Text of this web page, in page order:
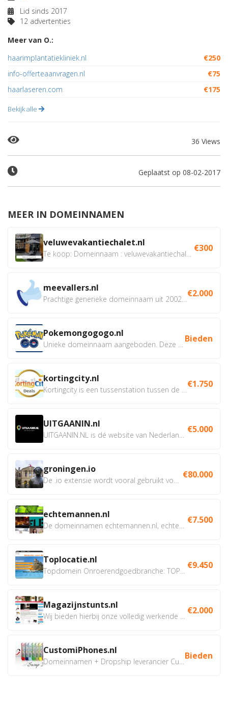
Lid sinds 2017
12 advertenties
Meer van O.:
haarimplantatiekliniek.nl
€250
info-offerteaanvragen.nl
€75
haarlaseren.com
€175
Bekijk alle
36 Views
Geplaatst op 08-02-2017
MEER IN DOMEINNAMEN
veluwevakantiechalet.nl €300
meevallers.nl €2.000
Pokemongogogo.nl Bieden
kortingcity.nl €1.750
UITGAANIN.nl €5.000
groningen.io €80.000
echtemannen.nl €7.500
Toplocatie.nl €9.450
Magazijnstunts.nl €2.000
CustomiPhones.nl Bieden